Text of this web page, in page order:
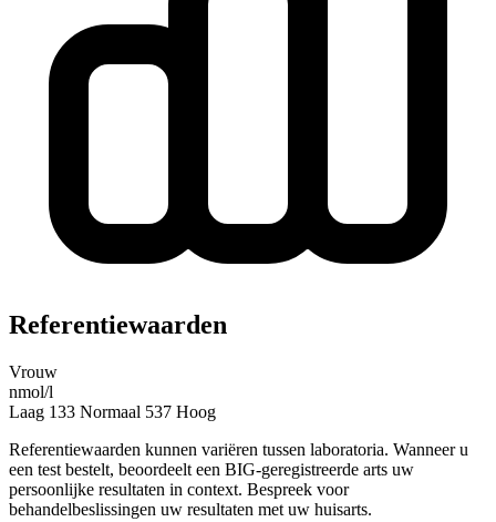
Referentiewaarden
Vrouw
nmol/l
Laag 133 Normaal 537 Hoog
Referentiewaarden kunnen variëren tussen laboratoria. Wanneer u
een test bestelt, beoordeelt een BIG-geregistreerde arts uw
persoonlijke resultaten in context. Bespreek voor
behandelbeslissingen uw resultaten met uw huisarts.